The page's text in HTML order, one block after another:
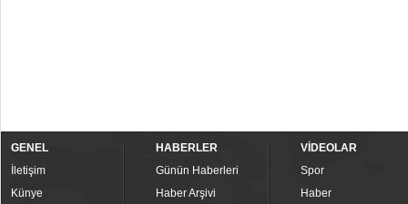
GENEL
İletişim
Künye
HABERLER
Günün Haberleri
Haber Arşivi
VİDEOLAR
Spor
Haber